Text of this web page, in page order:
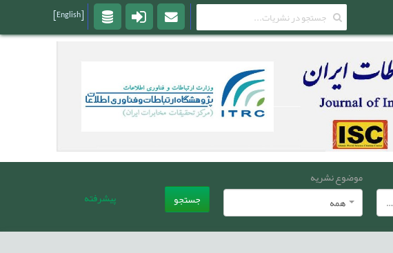
فصلنامه فناوری اطلاعات و ارتباطات ایران
موضوع نشریه
همه
جستجو پیشرفته
[English]